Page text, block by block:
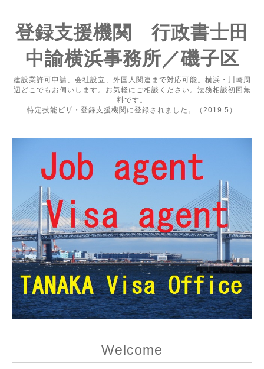
登録支援機関 行政書士田
中諭横浜事務所／磯子区
建設業許可申請、会社設立、外国人関連まで対応可能。横浜・川崎周
辺どこでもお伺いします。お気軽にご相談ください。法務相談初回無
料です。
特定技能ビザ・登録支援機関に登録されました。（2019.5）
Welcome